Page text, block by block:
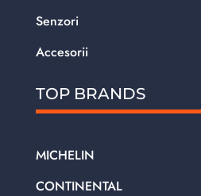
Senzori
Accesorii
TOP BRANDS
MICHELIN
CONTINENTAL